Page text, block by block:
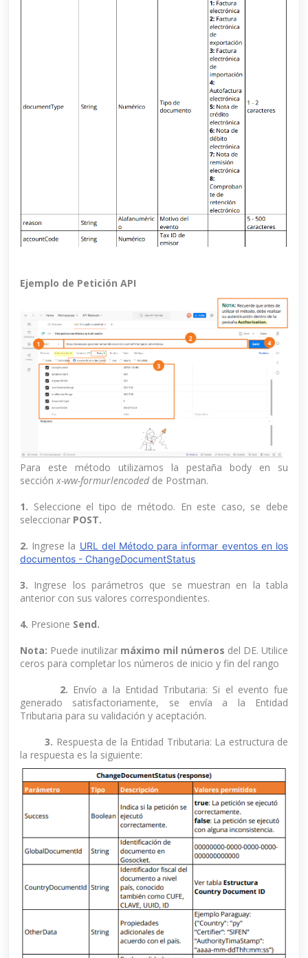
Ejemplo de Petición API
Para este método utilizamos la pestaña body en su
sección x-ww-formurlencodedde Postman.
1. Seleccione el tipo de método. En este caso, se debe
seleccionar POST.
2. Ingrese la URL del Método para informar eventos en los
documentos - ChangeDocumentStatus
3. Ingrese los parámetros que se muestran en la tabla
anterior con sus valores correspondientes.
4. Presione Send.
Nota: Puede inutilizar máximo mil números del DE. Utilice
ceros para completar los números de inicio y fin del rango
2. Envío a la Entidad Tributaria: Si el evento fue
generado satisfactoriamente, se envía a la Entidad
Tributaria para su validación y aceptación.
3. Respuesta de la Entidad Tributaria: La estructura de
la respuesta es la siguiente: